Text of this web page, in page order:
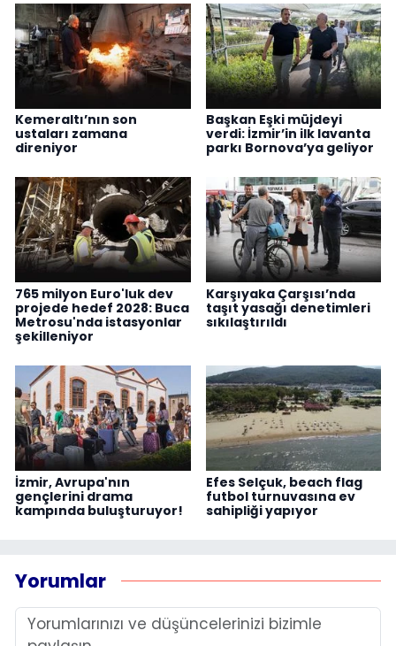
Kemeraltı’nın son
ustaları zamana
direniyor
Başkan Eşki müjdeyi
verdi: İzmir’in ilk lavanta
parkı Bornova’ya geliyor
765 milyon Euro'luk dev
projede hedef 2028: Buca
Metrosu'nda istasyonlar
şekilleniyor
Karşıyaka Çarşısı’nda
taşıt yasağı denetimleri
sıkılaştırıldı
İzmir, Avrupa'nın
gençlerini drama
kampında buluşturuyor!
Efes Selçuk, beach flag
futbol turnuvasına ev
sahipliği yapıyor
Yorumlar